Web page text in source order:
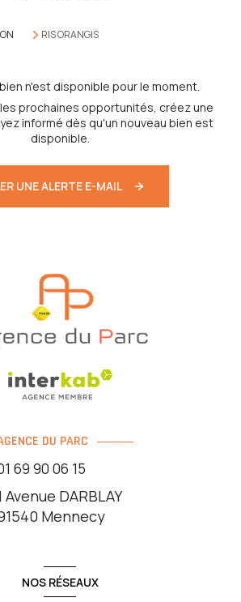
RIS ORANGIS
n'est disponible pour le moment.
prochaines opportunités, créez une
informé dès qu'un nouveau bien est
disponible.
UNE ALERTE E-MAIL
DU PARC
69 90 06 15
Avenue DARBLAY
Mennecy
NOS RÉSEAUX